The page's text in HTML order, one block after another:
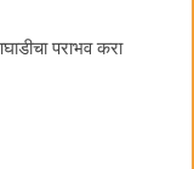
पराभव करा